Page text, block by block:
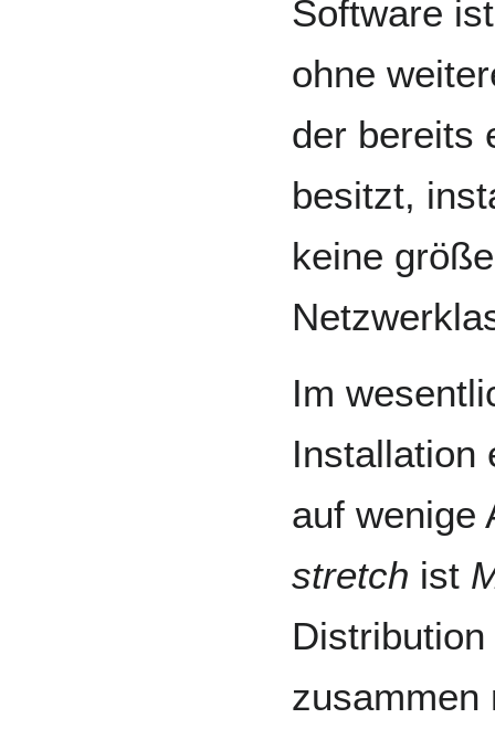
Software
ohne
der bereits
besitzt,
keine
Im
Installation
auf wenige
stretch ist
zusammen